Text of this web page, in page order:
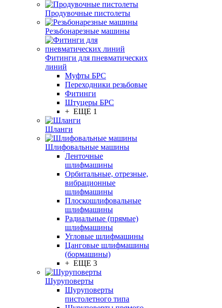
Продувочные пистолеты
Резьбонарезные машины
Фитинги для пневматических
линий
Муфты БРС
Переходники резьбовые
Фитинги
Штуцеры БРС
+ ЕЩЕ 1
Шланги
Шлифовальные машины
Ленточные
шлифмашины
Орбитальные, отрезные,
вибрационные
шлифмашины
Плоскошлифовальные
шлифмашины
Радиальные (прямые)
шлифмашины
Угловые шлифмашины
Цанговые шлифмашины
(бормашины)
+ ЕЩЕ 3
Шуруповерты
Шуруповерты
пистолетного типа